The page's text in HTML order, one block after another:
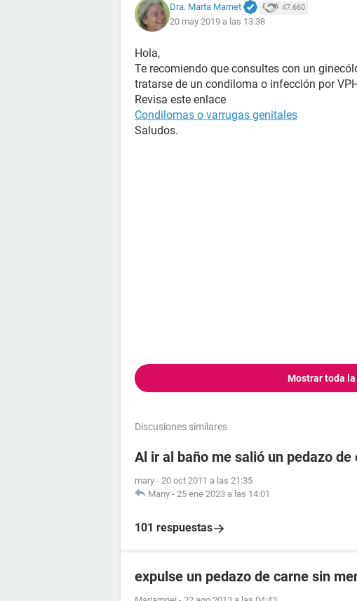
Dra. Marta Marnet 47.660
20 may 2019 a las 13:38
Hola,
Te recomiendo que consultes con un
tratarse de un condiloma o infección por
Revisa este enlace
Condilomas o varrugas genitales
Saludos.
Mostrar toda
Discusiones similares
Al ir al baño me salió un pedazo de
mary - 20 oct 2011 a las 21:35
Many - 25 ene 2023 a las 14:01
101 respuestas
expulse un pedazo de carne sin